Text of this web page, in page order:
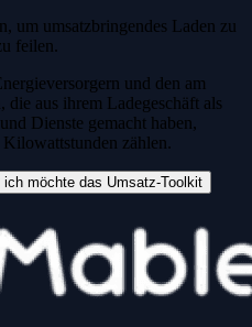
um umsatzbringendes Laden zu
feilen.
und den am
die aus ihrem Ladegeschäft als
Dienste gemacht haben,
zählen.
ich möchte das Umsatz-Toolkit